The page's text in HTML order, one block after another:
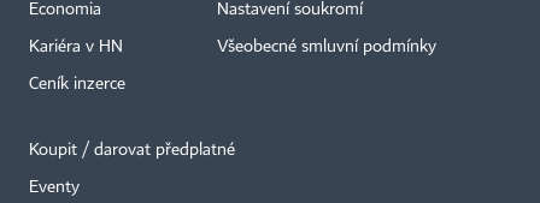
Economia
Kariéra v HN
Ceník inzerce
Nastavení soukromí
Všeobecné smluvní podmínky
Koupit / darovat předplatné
Eventy